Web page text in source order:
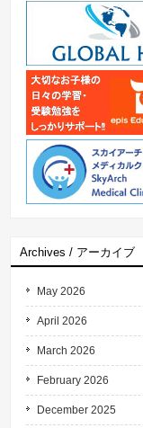
Archives / アーカイブ
May 2026
April 2026
March 2026
February 2026
December 2025